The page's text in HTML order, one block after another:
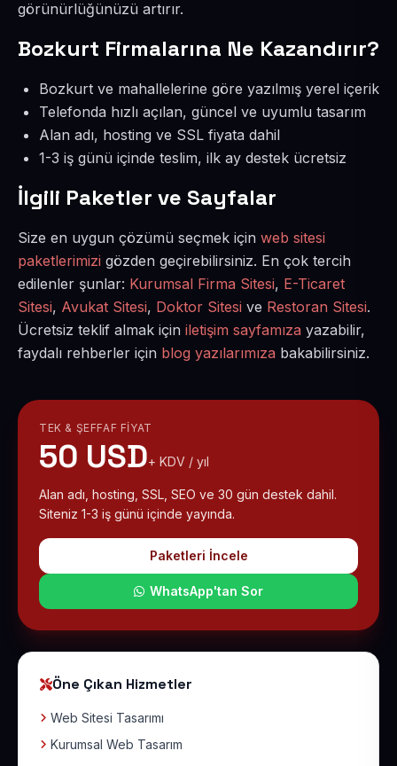
görünürlüğünüzü artırır.
Bozkurt Firmalarına Ne Kazandırır?
Bozkurt ve mahallelerine göre yazılmış yerel içerik
Telefonda hızlı açılan, güncel ve uyumlu tasarım
Alan adı, hosting ve SSL fiyata dahil
1-3 iş günü içinde teslim, ilk ay destek ücretsiz
İlgili Paketler ve Sayfalar
Size en uygun çözümü seçmek için web sitesi
paketlerimizi gözden geçirebilirsiniz. En çok tercih
edilenler şunlar: Kurumsal Firma Sitesi, E-Ticaret
Sitesi, Avukat Sitesi, Doktor Sitesi ve Restoran Sitesi.
Ücretsiz teklif almak için iletişim sayfamıza yazabilir,
faydalı rehberler için blog yazılarımıza bakabilirsiniz.
TEK & ŞEFFAF FIYAT
50 USD+ KDV / yıl
Alan adı, hosting, SSL, SEO ve 30 gün destek dahil.
Siteniz 1-3 iş günü içinde yayında.
Paketleri İncele
WhatsApp'tan Sor
Öne Çıkan Hizmetler
Web Sitesi Tasarımı
Kurumsal Web Tasarım